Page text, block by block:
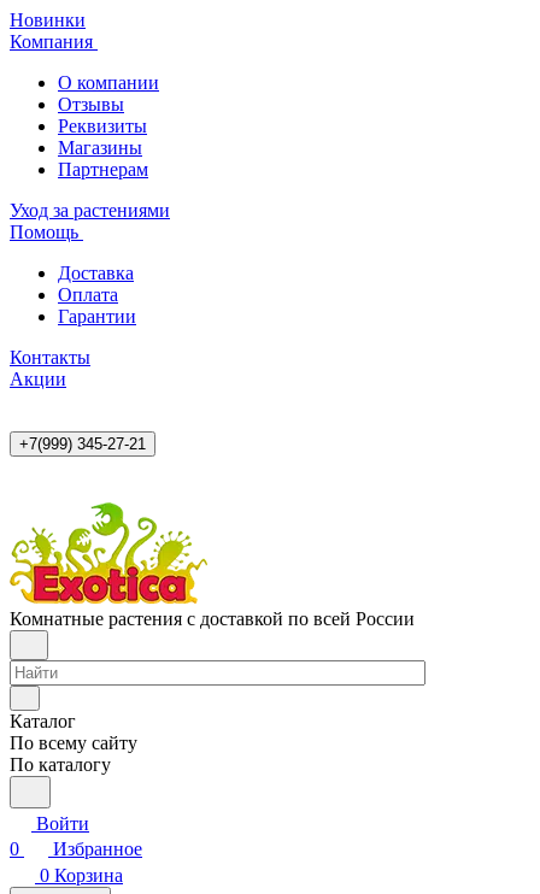
Новинки
Компания
О компании
Отзывы
Реквизиты
Магазины
Партнерам
Уход за растениями
Помощь
Доставка
Оплата
Гарантии
Контакты
Акции
+7(999) 345-27-21
Комнатные растения с доставкой по всей России
Каталог
По всему сайту
По каталогу
Войти
0
Избранное
0 Корзина